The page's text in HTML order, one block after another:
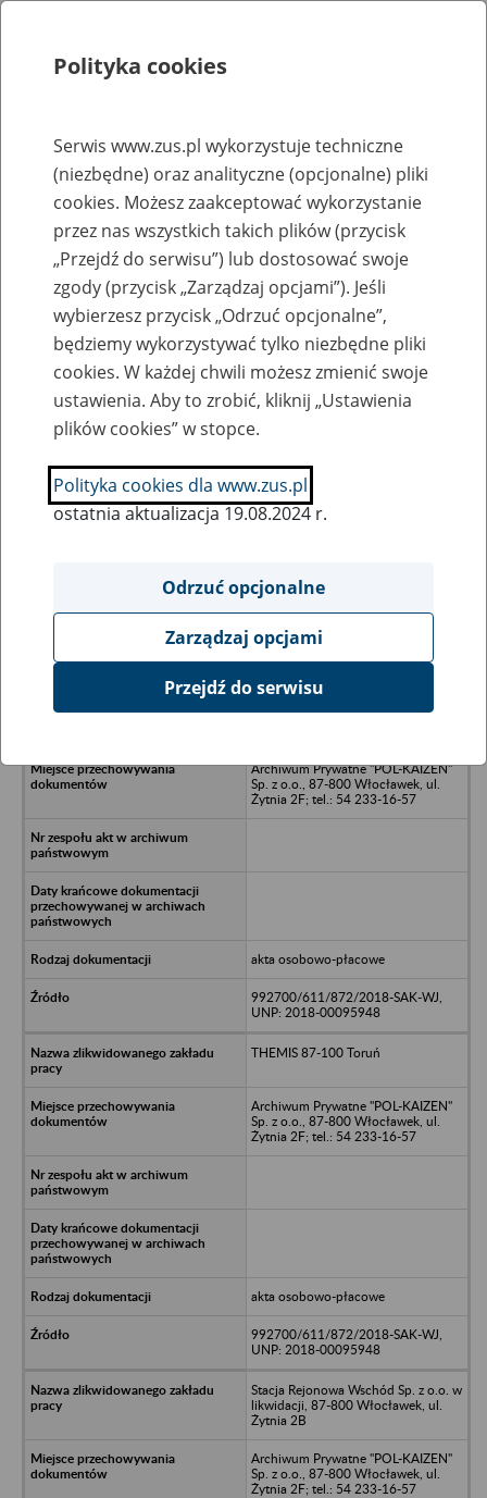
Rejestry, ewidencje i archiwa
Baza zlikwidowanych lub
przekształconych zakładów pracy
Nazwa zakładu pracy:
SZUKAJ
Ukryj wszystkie pozycje bazy
THIEL Sp. z o.o., 87-100 Toruń, ul.
Archiwum Prywatne "POL-KAIZEN"
Sp. z o.o., 87-800 Włocławek, ul.
Żytnia 2F; tel.: 54 233-16-57
akta osobowo-płacowe
992700/611/872/2018-SAK-WJ,
UNP: 2018-00095948
THEMIS 87-100 Toruń
Archiwum Prywatne "POL-KAIZEN"
Sp. z o.o., 87-800 Włocławek, ul.
Żytnia 2F; tel.: 54 233-16-57
akta osobowo-płacowe
992700/611/872/2018-SAK-WJ,
UNP: 2018-00095948
Stacja Rejonowa Wschód Sp. z o.o. w
likwidacji, 87-800 Włocławek, ul.
Żytnia 2B
Archiwum Prywatne "POL-KAIZEN"
Sp. z o.o., 87-800 Włocławek, ul.
Żytnia 2F; tel.: 54 233-16-57
Polityka cookies
Serwis www.zus.pl wykorzystuje techniczne
(niezbędne) oraz analityczne (opcjonalne) pliki
cookies. Możesz zaakceptować wykorzystanie
przez nas wszystkich takich plików (przycisk
„Przejdź do serwisu”) lub dostosować swoje
zgody (przycisk „Zarządzaj opcjami”). Jeśli
wybierzesz przycisk „Odrzuć opcjonalne”,
będziemy wykorzystywać tylko niezbędne pliki
cookies. W każdej chwili możesz zmienić swoje
ustawienia. Aby to zrobić, kliknij „Ustawienia
plików cookies” w stopce.
Polityka cookies dla www.zus.pl
ostatnia aktualizacja 19.08.2024 r.
Odrzuć opcjonalne
Zarządzaj opcjami
Przejdź do serwisu